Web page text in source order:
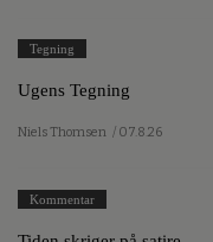
Tegning
Ugens Tegning
Niels Thomsen / 07.8.26
Kommentar